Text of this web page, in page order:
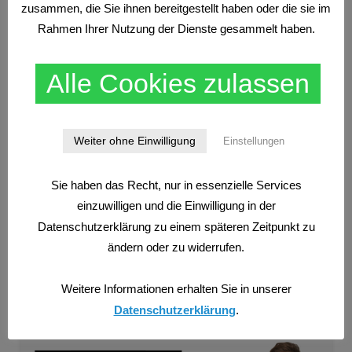
CFDS NEWS
Bester CFD Broker 2026
TRADEN NACH MARKTSTRUKTUREN WISSEN
zusammen, die Sie ihnen bereitgestellt haben oder die sie im
Rahmen Ihrer Nutzung der Dienste gesammelt haben.
Alle Cookies zulassen
Weiter ohne Einwilligung Einstellungen
Sie haben das Recht, nur in essenzielle Services
einzuwilligen und die Einwilligung in der
Datenschutzerklärung zu einem späteren Zeitpunkt zu
ändern oder zu widerrufen.
Weitere Informationen erhalten Sie in unserer
Datenschutzerklärung.